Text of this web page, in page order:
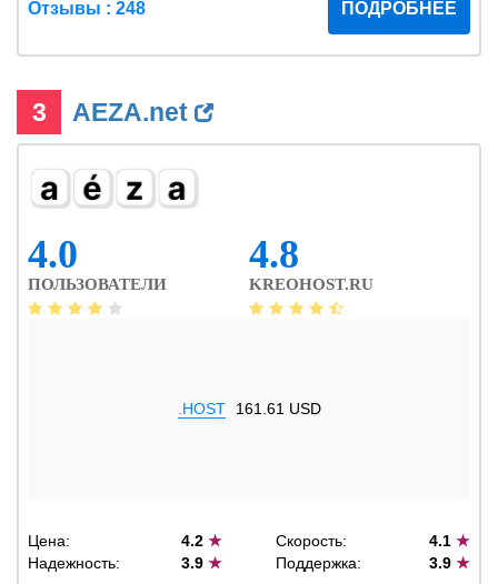
Отзывы : 248 ПОДРОБНЕЕ
3 AEZA.net
4.0
ПОЛЬЗОВАТЕЛИ
4.8
KREOHOST.RU
.HOST 161.61 USD
Цена: 4.2★ Скорость: 4.1 ★
Надежность:
3.9★ Поддержка: 3.9 ★